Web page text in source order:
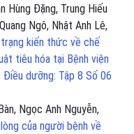
Hùng Đặng, Trung Hiếu
Ngô, Nhật Anh Lê,
kiến thức về chế
tiêu hóa tại Bệnh viện
Điều dưỡng: Tập 8 Số 06
Ngọc Anh Nguyễn,
của người bệnh về